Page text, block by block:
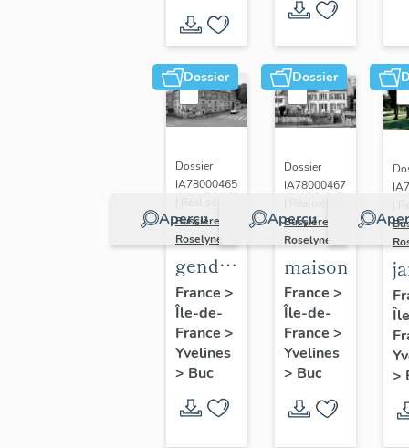
Dossier
Aperçu
Dossier
IA78000465
Bussière
Roselyne
gendarmerie,
actuellement
immeuble
France >
Île-de-
France >
Yvelines
> Buc
Dossier
Aperçu
Dossier
IA78000467
Bussière
Roselyne
maison
France >
Île-de-
France >
Yvelines
> Buc
>